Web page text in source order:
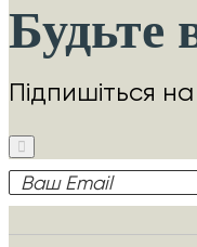
Будьте
Підпишіться
Ваш
Email